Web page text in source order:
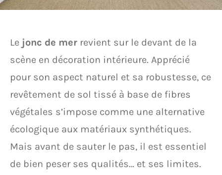
Le jonc de mer revient sur le devant de la
scène en décoration intérieure. Apprécié
pour son aspect naturel et sa robustesse, ce
revêtement de sol tissé à base de fibres
végétales s’impose comme une alternative
écologique aux matériaux synthétiques.
Mais avant de sauter le pas, il est essentiel
de bien peser ses qualités… et ses limites.